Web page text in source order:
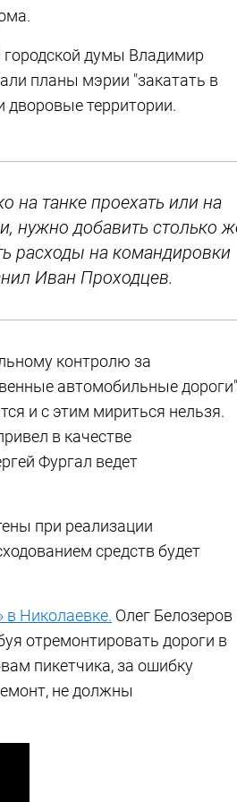
городской думы Владимир
планы мэрии "закатать в
дворовые территории.
на танке проехать или на
нужно добавить столько
расходы на командировки
Иван Проходцев.
контролю за
автомобильные
и с этим мириться нельзя.
в качестве
Фургал ведет
при реализации
средств будет
в Николаевке. Олег Белозеров
отремонтировать дороги в
пикетчика, за ошибку
не должны